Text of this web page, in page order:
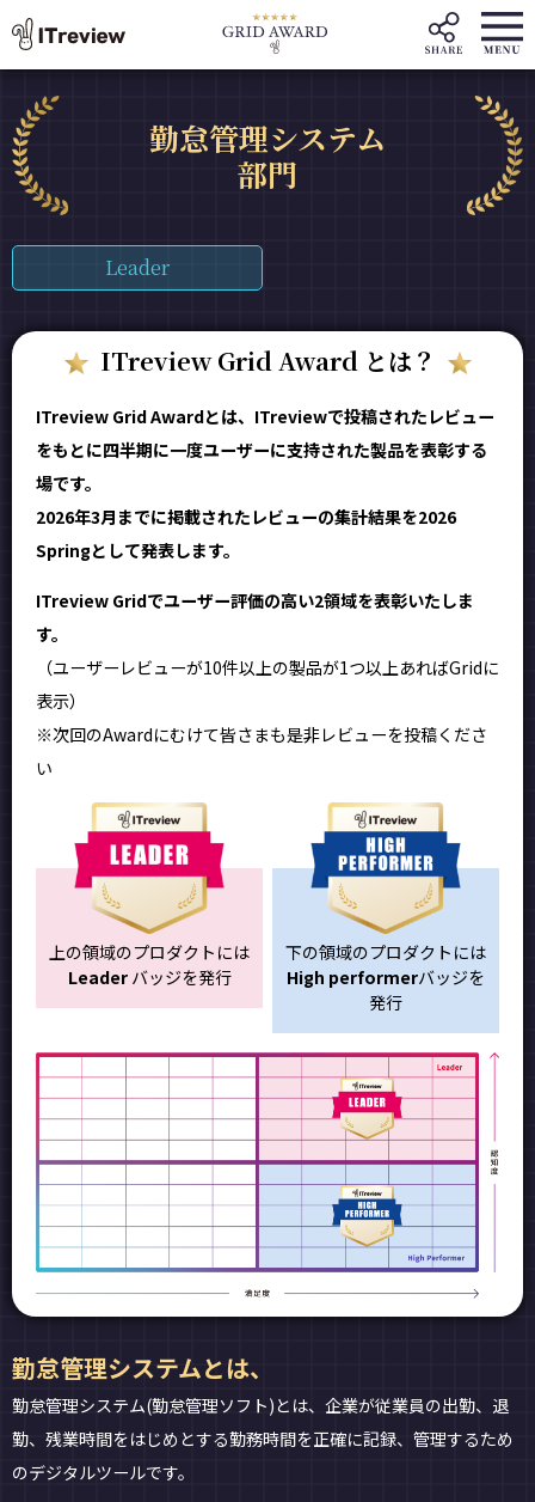
勤怠管理システム
部門
Leader
ITreview Grid Award とは？
ITreview Grid Awardとは、ITreviewで投稿されたレビュー
をもとに四半期に一度ユーザーに支持された製品を表彰する
場です。
2026年3月までに掲載されたレビューの集計結果を2026
Springとして発表します。
ITreview Gridでユーザー評価の高い2領域を表彰いたしま
す。
（ユーザーレビューが10件以上の製品が1つ以上あればGridに
表示）
※次回のAwardにむけて皆さまも是非レビューを投稿くださ
い
上の領域のプロダクトには
Leaderバッジを発行
下の領域のプロダクトには
High performerバッジを
発行
勤怠管理システムとは、
勤怠管理システム(勤怠管理ソフト)とは、企業が従業員の出勤、退
勤、残業時間をはじめとする勤務時間を正確に記録、管理するため
のデジタルツールです。